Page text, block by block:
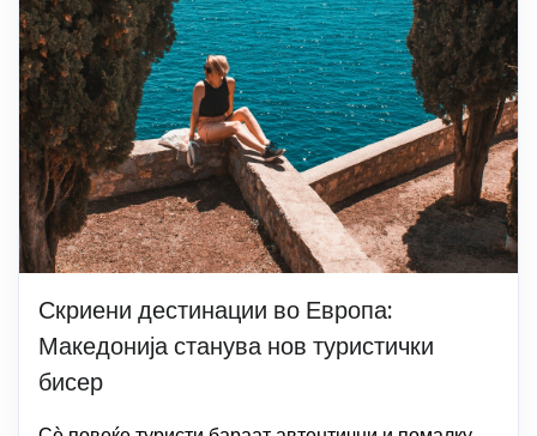
Скриени дестинации во Европа:
Македонија станува нов туристички
бисер